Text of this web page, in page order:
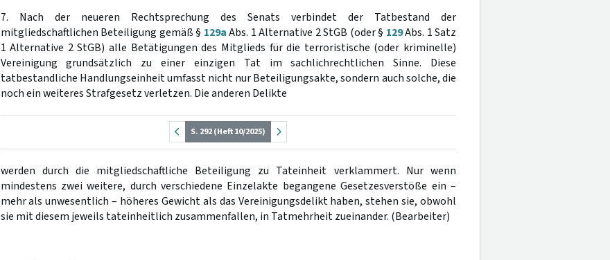
7. Nach der neueren Rechtsprechung des Senats verbindet der Tatbestand der
mitgliedschaftlichen Beteiligung gemäß § 129aAbs. 1 Alternative 2 StGB (oder § 129Abs. 1 Satz
1 Alternative 2 StGB) alle Betätigungen des Mitglieds für die terroristische (oder kriminelle)
Vereinigung grundsätzlich zu einer einzigen Tat im sachlichrechtlichen Sinne. Diese
tatbestandliche Handlungseinheit umfasst nicht nur Beteiligungsakte, sondern auch solche, die
noch ein weiteres Strafgesetz verletzen. Die anderen Delikte
S. 292 (Heft 10/2025)
werden durch die mitgliedschaftliche Beteiligung zu Tateinheit verklammert. Nur wenn
mindestens zwei weitere, durch verschiedene Einzelakte begangene Gesetzesverstöße ein –
mehr als unwesentlich – höheres Gewicht als das Vereinigungsdelikt haben, stehen sie, obwohl
sie mit diesem jeweils tateinheitlich zusammenfallen, in Tatmehrheit zueinander. (Bearbeiter)